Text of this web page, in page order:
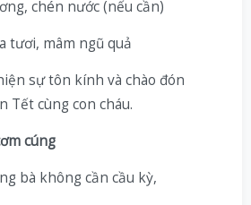
chén nước (nếu cần)
tươi, mâm ngũ quả
sự tôn kính và chào đón
Tết cùng con cháu.
cúng
bà không cần cầu kỳ,